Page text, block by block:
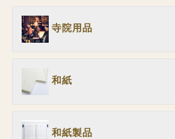
寺院用品
和紙
和紙製品